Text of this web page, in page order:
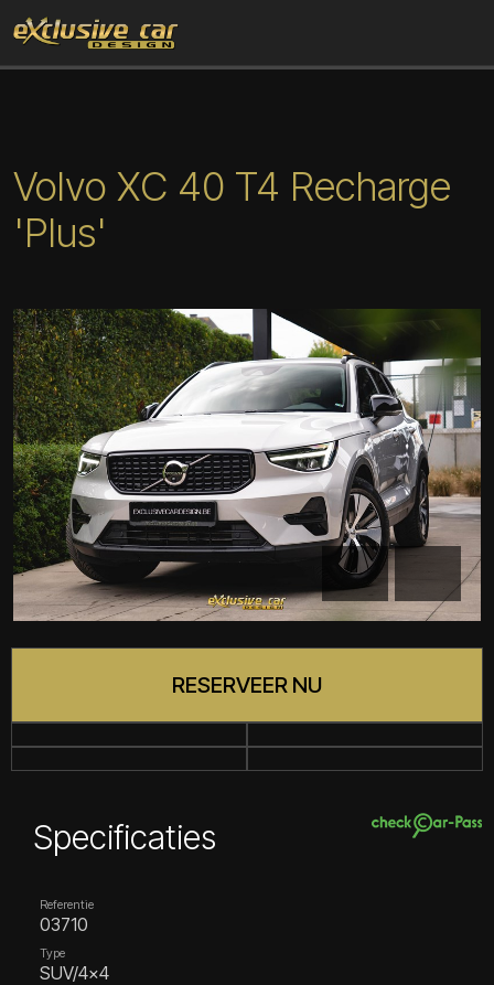
Volvo XC 40 T4 Recharge
'Plus'
RESERVEER NU
Specificaties
Referentie
03710
Type
SUV/4x4